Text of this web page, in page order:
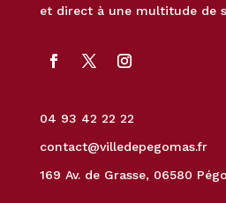
et direct à une multitude de
04 93 42 22 22
contact@villedepegomas.fr
169 Av. de Grasse, 06580